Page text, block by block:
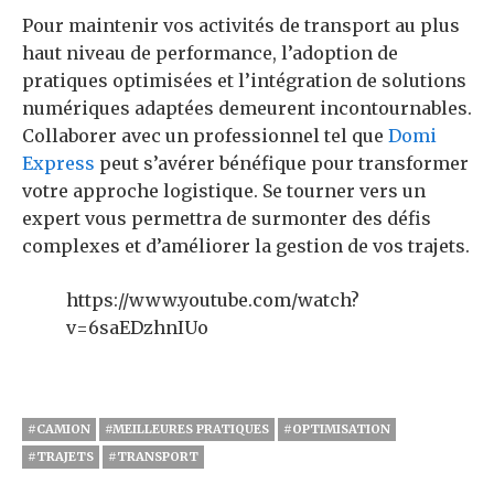
Pour maintenir vos activités de transport au plus
haut niveau de performance, l’adoption de
pratiques optimisées et l’intégration de solutions
numériques adaptées demeurent incontournables.
Collaborer avec un professionnel tel que Domi
Express peut s’avérer bénéfique pour transformer
votre approche logistique. Se tourner vers un
expert vous permettra de surmonter des défis
complexes et d’améliorer la gestion de vos trajets.
https://www.youtube.com/watch?
v=6saEDzhnIUo
#CAMION #MEILLEURES PRATIQUES
#OPTIMISATION
#TRAJETS
#TRANSPORT